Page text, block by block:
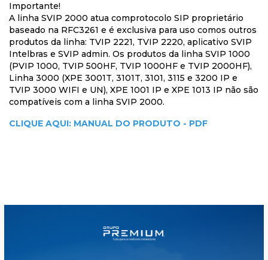
Importante!
A linha SVIP 2000 atua comprotocolo SIP proprietário
baseado na RFC3261 e é exclusiva para uso comos outros
produtos da linha: TVIP 2221, TVIP 2220, aplicativo SVIP
Intelbras e SVIP admin. Os produtos da linha SVIP 1000
(PVIP 1000, TVIP 500HF, TVIP 1000HF e TVIP 2000HF),
Linha 3000 (XPE 3001T, 3101T, 3101, 3115 e 3200 IP e
TVIP 3000 WIFI e UN), XPE 1001 IP e XPE 1013 IP não são
compatíveis com a linha SVIP 2000.
CLIQUE AQUI: MANUAL DO PRODUTO - PDF